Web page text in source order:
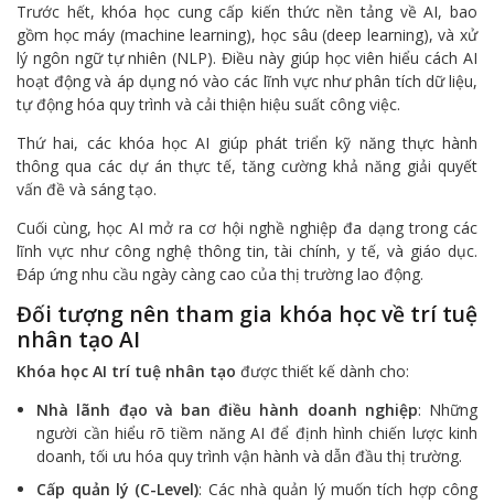
Trước hết, khóa học cung cấp kiến thức nền tảng về AI, bao
gồm học máy (machine learning), học sâu (deep learning), và xử
lý ngôn ngữ tự nhiên (NLP). Điều này giúp học viên hiểu cách AI
hoạt động và áp dụng nó vào các lĩnh vực như phân tích dữ liệu,
tự động hóa quy trình và cải thiện hiệu suất công việc.
Thứ hai, các khóa học AI giúp phát triển kỹ năng thực hành
thông qua các dự án thực tế, tăng cường khả năng giải quyết
vấn đề và sáng tạo.
Cuối cùng, học AI mở ra cơ hội nghề nghiệp đa dạng trong các
lĩnh vực như công nghệ thông tin, tài chính, y tế, và giáo dục.
Đáp ứng nhu cầu ngày càng cao của thị trường lao động.
Đối tượng nên tham gia khóa học về trí tuệ
nhân tạo AI
Khóa học AI trí tuệ nhân tạo được thiết kế dành cho:
Nhà lãnh đạo và ban điều hành doanh nghiệp: Những
người cần hiểu rõ tiềm năng AI để định hình chiến lược kinh
doanh, tối ưu hóa quy trình vận hành và dẫn đầu thị trường.
Cấp quản lý (C-Level): Các nhà quản lý muốn tích hợp công